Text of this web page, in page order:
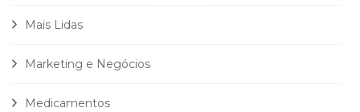
Mais Lidas
Marketing e Negócios
Medicamentos